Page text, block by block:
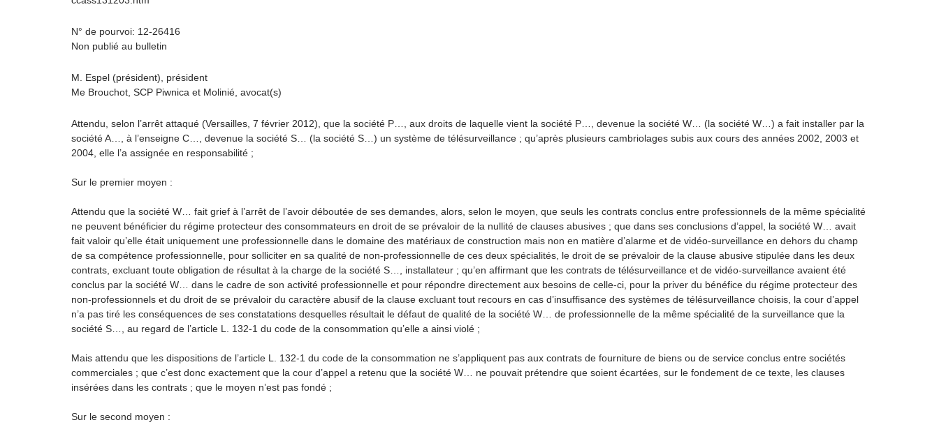
N° de pourvoi: 12-26416
Non publié au bulletin
M. Espel (président), président
Me Brouchot, SCP Piwnica et Molinié, avocat(s)
Attendu, selon l’arrêt attaqué (Versailles, 7 février 2012), que la société P…, aux droits de laquelle vient la société P…, devenue la société W… (la société W…) a fait installer par la
société A…, à l’enseigne C…, devenue la société S… (la société S…) un système de télésurveillance ; qu’après plusieurs cambriolages subis aux cours des années 2002, 2003 et
2004, elle l’a assignée en responsabilité ;
Sur le premier moyen :
Attendu que la société W… fait grief à l’arrêt de l’avoir déboutée de ses demandes, alors, selon le moyen, que seuls les contrats conclus entre professionnels de la même spécialité
ne peuvent bénéficier du régime protecteur des consommateurs en droit de se prévaloir de la nullité de clauses abusives ; que dans ses conclusions d’appel, la société W… avait
fait valoir qu’elle était uniquement une professionnelle dans le domaine des matériaux de construction mais non en matière d’alarme et de vidéo-surveillance en dehors du champ
de sa compétence professionnelle, pour solliciter en sa qualité de non-professionnelle de ces deux spécialités, le droit de se prévaloir de la clause abusive stipulée dans les deux
contrats, excluant toute obligation de résultat à la charge de la société S…, installateur ; qu’en affirmant que les contrats de télésurveillance et de vidéo-surveillance avaient été
conclus par la société W… dans le cadre de son activité professionnelle et pour répondre directement aux besoins de celle-ci, pour la priver du bénéfice du régime protecteur des
non-professionnels et du droit de se prévaloir du caractère abusif de la clause excluant tout recours en cas d’insuffisance des systèmes de télésurveillance choisis, la cour d’appel
n’a pas tiré les conséquences de ses constatations desquelles résultait le défaut de qualité de la société W… de professionnelle de la même spécialité de la surveillance que la
société S…, au regard de l’article L. 132-1 du code de la consommation qu’elle a ainsi violé ;
Mais attendu que les dispositions de l’article L. 132-1 du code de la consommation ne s’appliquent pas aux contrats de fourniture de biens ou de service conclus entre sociétés
commerciales ; que c’est donc exactement que la cour d’appel a retenu que la société W… ne pouvait prétendre que soient écartées, sur le fondement de ce texte, les clauses
insérées dans les contrats ; que le moyen n’est pas fondé ;
Sur le second moyen :